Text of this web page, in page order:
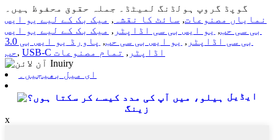
گوپڈ گروپ ہولڈنگ لمیٹڈ۔ جملہ حقوق محفوظ ہیں۔
نمایاں مصنوعات, سائٹ کا نقشہ , میک بک کے لیے یو ایس
بی سی حب, یو ایس بی سی اڈاپٹر , میک بک کے لیے یو ایس
بی سی اڈاپٹر , یو ایس بی سی حب,
پاورڈ یو ایس بی 3.0
حب, USB-C اڈاپٹر , تمام مصنوعات
ای میل بھیجیں۔
ایڈیل
زینگ
x